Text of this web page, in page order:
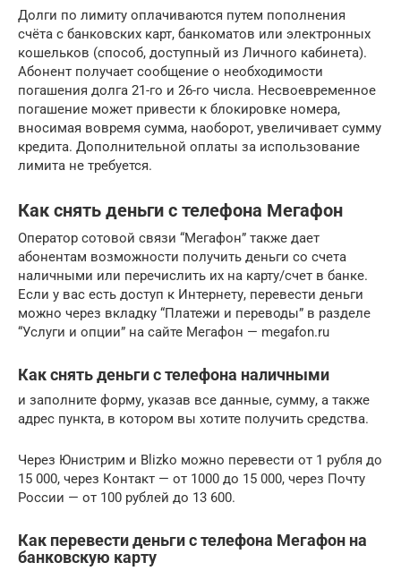
Долги по лимиту оплачиваются путем пополнения
счёта с банковских карт, банкоматов или электронных
кошельков (способ, доступный из Личного кабинета).
Абонент получает сообщение о необходимости
погашения долга 21-го и 26-го числа. Несвоевременное
погашение может привести к блокировке номера,
вносимая вовремя сумма, наоборот, увеличивает сумму
кредита. Дополнительной оплаты за использование
лимита не требуется.
Как снять деньги с телефона Мегафон
Оператор сотовой связи “Мегафон” также дает
абонентам возможности получить деньги со счета
наличными или перечислить их на карту/счет в банке.
Если у вас есть доступ к Интернету, перевести деньги
можно через вкладку “Платежи и переводы” в разделе
“Услуги и опции” на сайте Мегафон — megafon.ru
Как снять деньги с телефона наличными
и заполните форму, указав все данные, сумму, а также
адрес пункта, в котором вы хотите получить средства.
Через Юнистрим и Blizko можно перевести от 1 рубля до
15 000, через Контакт — от 1000 до 15 000, через Почту
России — от 100 рублей до 13 600.
Как перевести деньги с телефона Мегафон на
банковскую карту